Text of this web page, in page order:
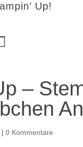
Up!
–
|0 Kommentare